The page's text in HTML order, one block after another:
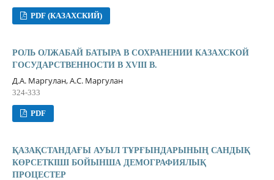
PDF (КАЗАХСКИЙ)
РОЛЬ ОЛЖАБАЙ БАТЫРА В СОХРАНЕНИИ КАЗАХСКОЙ
ГОСУДАРСТВЕННОСТИ В XVIII В.
Д.А. Маргулан, А.С. Маргулан
324-333
PDF
ҚАЗАҚСТАНДАҒЫ АУЫЛ ТҰРҒЫНДАРЫНЫҢ САНДЫҚ
КӨРСЕТКІШІ БОЙЫНША ДЕМОГРАФИЯЛЫҚ
ПРОЦЕСТЕР